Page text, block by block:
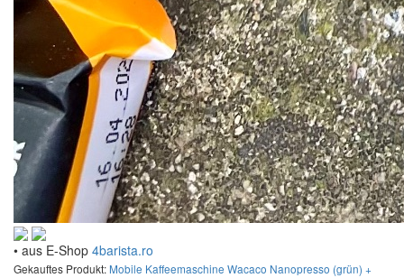
• aus E-Shop 4barista.ro
Gekauftes Produkt: Mobile Kaffeemaschine Wacaco Nanopresso (grün) +